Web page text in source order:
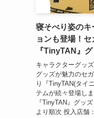
寝そべり姿の
ョンも登場！
『TinyTAN』
キャラクターグッ
グッズが魅力のセ
り『TinyTAN(タイ
テムが続々登場し
『TinyTAN』グッ
より順次 投入店舗